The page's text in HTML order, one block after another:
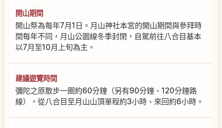
開山期間
開山祭為每年7月1日。月山神社本宮的開山期間與參拜時
間每年不同，月山公園線冬季封閉，自駕前往八合目基本
以7月至10月上旬為主。
建議遊覽時間
彌陀之原散步一圈約60分鐘（另有90分鐘、120分鐘路
線），從八合目至月山山頂單程約3小時、來回約6小時。